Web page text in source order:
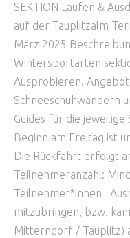
SEKTION Laufen &
auf der Tauplitzalm
März 2025
Wintersportarten
Ausprobieren.
Schneeschuhwandern
Guides für die
Beginn am Freitag ist
Die Rückfahrt erfolgt
Teilnehmeranzahl:
Teilnehmer*innen
mitzubringen, bzw.
Mitterndorf / Tauplitz)